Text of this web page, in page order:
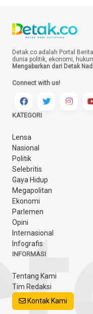
Detak.co adalah Portal
dunia politik, ekonomi,
Mengabarkan dari Detak
Connect with us!
KATEGORI
Lensa
Nasional
Politik
Selebritis
Gaya Hidup
Megapolitan
Ekonomi
Parlemen
Opini
Internasional
Infografis
INFORMASI
Tentang Kami
Tim Redaksi
Kontak Kami